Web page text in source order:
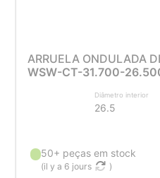
ARRUELA ONDULADA
WSW-CT-31.700-
Diâmetro interior
26.5
50+ peças em stock
(il y a 6 jours )